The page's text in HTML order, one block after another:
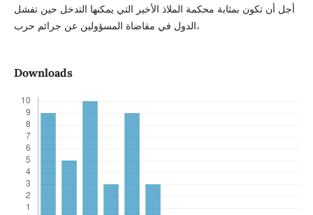
أجل أن تكون بمثابة محكمة الملاذ الأخير التي يمكنها التدخل حين تفشل
الدول في مقاضاة المسؤولين عن جرائم حرب،
Downloads